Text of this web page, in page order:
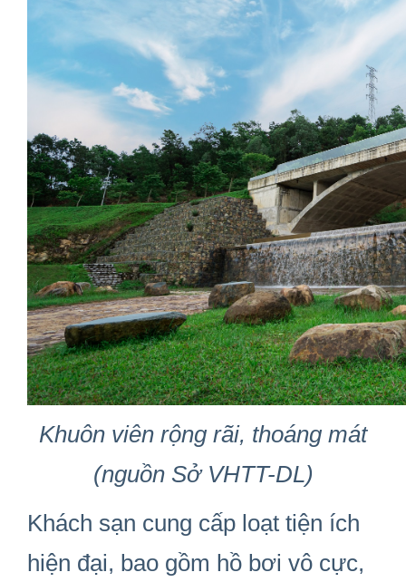
Khuôn viên rộng rãi, thoáng mát
(nguồn Sở VHTT-DL)
Khách sạn cung cấp loạt tiện ích
hiện đại, bao gồm hồ bơi vô cực,